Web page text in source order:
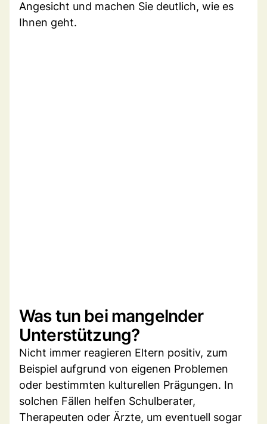
Angesicht und machen Sie deutlich, wie es
Ihnen geht.
Was tun bei mangelnder
Unterstützung?
Nicht immer reagieren Eltern positiv, zum
Beispiel aufgrund von eigenen Problemen
oder bestimmten kulturellen Prägungen. In
solchen Fällen helfen Schulberater,
Therapeuten oder Ärzte, um eventuell sogar